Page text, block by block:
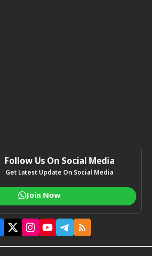
Follow Us On Social Media
Get Latest Update On Social Media
Join Now